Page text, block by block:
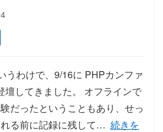
うわけで、9/16に PHPカンファ
壇してきました。 オフラインで
だったということもあり、せっ
る前に記録に残して… 「ペチコン
続きを